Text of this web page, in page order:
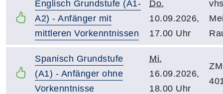
Englisch Grundstufe (A1-
A2) - Anfänger mit
mittleren Vorkenntnissen
Do.
10.09.2026,
17.00 Uhr
Spanisch Grundstufe
(A1) - Anfänger ohne
Vorkenntnisse
Mi.
16.09.2026,
18.00 Uhr